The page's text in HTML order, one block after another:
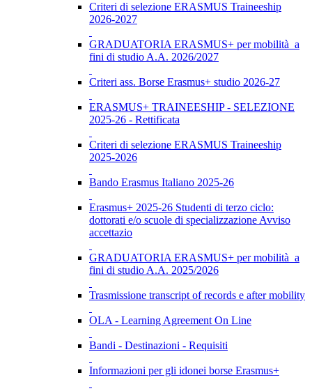
Criteri di selezione ERASMUS Traineeship
2026-2027
GRADUATORIA ERASMUS+ per mobilità a
fini di studio A.A. 2026/2027
Criteri ass. Borse Erasmus+ studio 2026-27
ERASMUS+ TRAINEESHIP - SELEZIONE
2025-26 - Rettificata
Criteri di selezione ERASMUS Traineeship
2025-2026
Bando Erasmus Italiano 2025-26
Erasmus+ 2025-26 Studenti di terzo ciclo:
dottorati e/o scuole di specializzazione Avviso
accettazio
GRADUATORIA ERASMUS+ per mobilità a
fini di studio A.A. 2025/2026
Trasmissione transcript of records e after mobility
OLA - Learning Agreement On Line
Bandi - Destinazioni - Requisiti
Informazioni per gli idonei borse Erasmus+